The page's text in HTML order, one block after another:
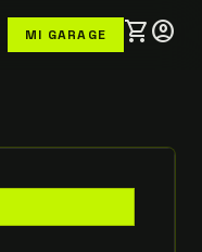
MI GARAGE shopping_cartaccount_circle